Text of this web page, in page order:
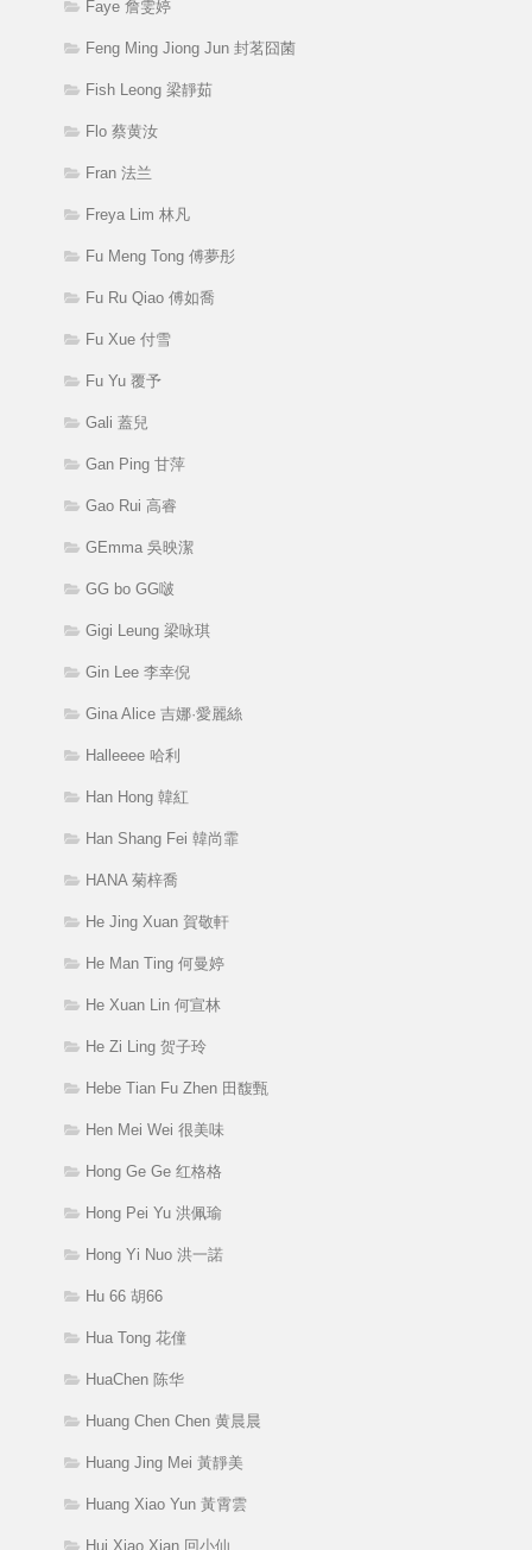
Faye 詹雯婷
Feng Ming Jiong Jun 封茗囧菌
Fish Leong 梁靜茹
Flo 蔡黄汝
Fran 法兰
Freya Lim 林凡
Fu Meng Tong 傅夢彤
Fu Ru Qiao 傅如喬
Fu Xue 付雪
Fu Yu 覆予
Gali 蓋兒
Gan Ping 甘萍
Gao Rui 高睿
GEmma 吳映潔
GG bo GG啵
Gigi Leung 梁咏琪
Gin Lee 李幸倪
Gina Alice 吉娜·愛麗絲
Halleeee 哈利
Han Hong 韓紅
Han Shang Fei 韓尚霏
HANA 菊梓喬
He Jing Xuan 賀敬軒
He Man Ting 何曼婷
He Xuan Lin 何宣林
He Zi Ling 贺子玲
Hebe Tian Fu Zhen 田馥甄
Hen Mei Wei 很美味
Hong Ge Ge 红格格
Hong Pei Yu 洪佩瑜
Hong Yi Nuo 洪一諾
Hu 66 胡66
Hua Tong 花僮
HuaChen 陈华
Huang Chen Chen 黄晨晨
Huang Jing Mei 黃靜美
Huang Xiao Yun 黃霄雲
Hui Xiao Xian 回小仙